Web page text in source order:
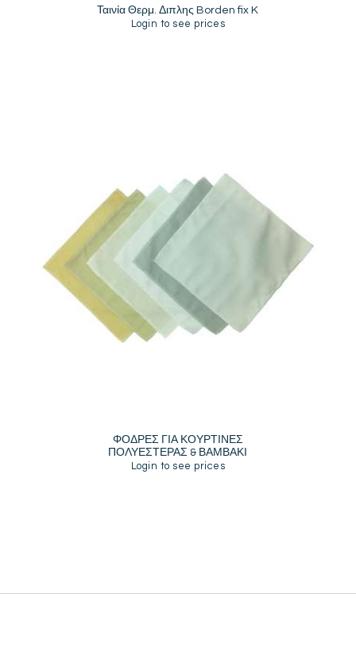
Ταινία Θερμ. Διπλης Borden fix K
Login to see prices
ΦΟΔΡΕΣ ΓΙΑ ΚΟΥΡΤΙΝΕΣ
ΠΟΛΥΕΣΤΕΡΑΣ & ΒΑΜΒΑΚΙ
Login to see prices